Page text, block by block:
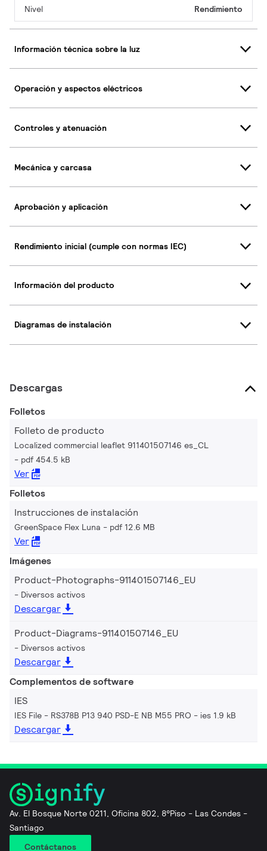
Nivel Rendimiento
Información técnica sobre la luz
Operación y aspectos eléctricos
Controles y atenuación
Mecánica y carcasa
Aprobación y aplicación
Rendimiento inicial (cumple con normas IEC)
Información del producto
Diagramas de instalación
Descargas
Folletos
Folleto de producto
Localized commercial leaflet 911401507146 es_CL
pdf 454.5 kB
Ver
Folletos
Instrucciones de instalación
GreenSpace Flex Luna pdf 12.6 MB
Ver
Imágenes
Product-Photographs-911401507146_EU
Diversos activos
Descargar
Product-Diagrams-911401507146_EU
Diversos activos
Descargar
Complementos de software
IES
IES File - RS378B P13 940 PSD-E NB M55 PRO ies 1.9 kB
Descargar
Av. El Bosque Norte 0211, Oficina 802, 8°Piso - Las Condes -
Santiago
Contáctanos